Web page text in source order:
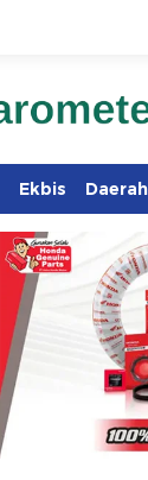
Ekbis Daerah